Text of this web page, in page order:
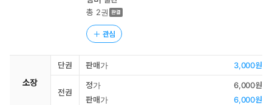
총 2권
관심
소장
단권 판매가 3,000원
전권
정가
6,000원
판매가
6,000원